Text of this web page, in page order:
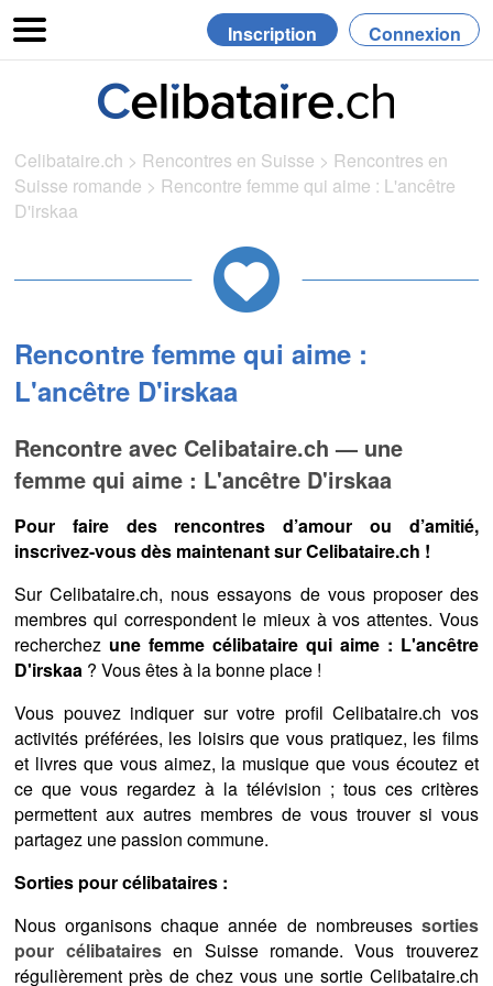
Inscription Connexion
Celibataire.ch > Rencontres en Suisse > Rencontres en
Suisse romande > Rencontre femme qui aime : L'ancêtre
D'irskaa
Rencontre femme qui aime :
L'ancêtre D'irskaa
Rencontre avec Celibataire.ch — une
femme qui aime : L'ancêtre D'irskaa
Pour faire des rencontres d’amour ou d’amitié,
inscrivez-vous dès maintenant sur Celibataire.ch !
Sur Celibataire.ch, nous essayons de vous proposer des
membres qui correspondent le mieux à vos attentes. Vous
recherchez une femme célibataire qui aime : L'ancêtre
D'irskaa ? Vous êtes à la bonne place !
Vous pouvez indiquer sur votre profil Celibataire.ch vos
activités préférées, les loisirs que vous pratiquez, les films
et livres que vous aimez, la musique que vous écoutez et
ce que vous regardez à la télévision ; tous ces critères
permettent aux autres membres de vous trouver si vous
partagez une passion commune.
Sorties pour célibataires :
Nous organisons chaque année de nombreuses sorties
pour célibatairesen Suisse romande. Vous trouverez
régulièrement près de chez vous une sortie Celibataire.ch